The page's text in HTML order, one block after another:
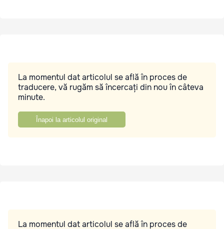
La momentul dat articolul se află în proces de
traducere, vă rugăm să încercați din nou în câteva
minute.
Înapoi la articolul original
La momentul dat articolul se află în proces de